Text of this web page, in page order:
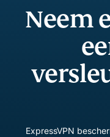
Neem
ExpressVPN